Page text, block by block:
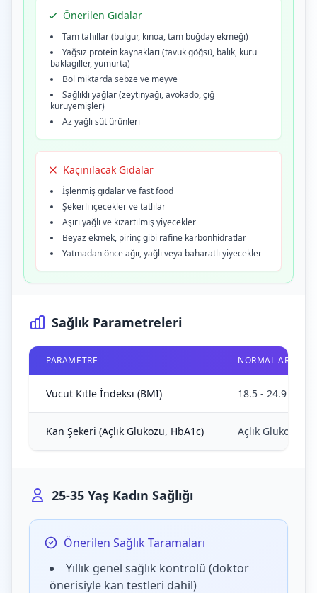
Önerilen Gıdalar
Tam tahıllar (bulgur, kinoa, tam buğday ekmeği)
Yağsız protein kaynakları (tavuk göğsü, balık, kuru
baklagiller, yumurta)
Bol miktarda sebze ve meyve
Sağlıklı yağlar (zeytinyağı, avokado, çiğ
kuruyemişler)
Az yağlı süt ürünleri
Kaçınılacak Gıdalar
İşlenmiş gıdalar ve fast food
Şekerli içecekler ve tatlılar
Aşırı yağlı ve kızartılmış yiyecekler
Beyaz ekmek, pirinç gibi rafine karbonhidratlar
Yatmadan önce ağır, yağlı veya baharatlı yiyecekler
Sağlık Parametreleri
PARAMETRE NORMAL ARALIK
Vücut Kitle İndeksi (BMI) 18.5 - 24.9 kg/m²
Kan Şekeri (Açlık Glukozu, HbA1c) Açlık Glukozu
25-35 Yaş Kadın Sağlığı
Önerilen Sağlık Taramaları
Yıllık genel sağlık kontrolü (doktor
önerisiyle kan testleri dahil)